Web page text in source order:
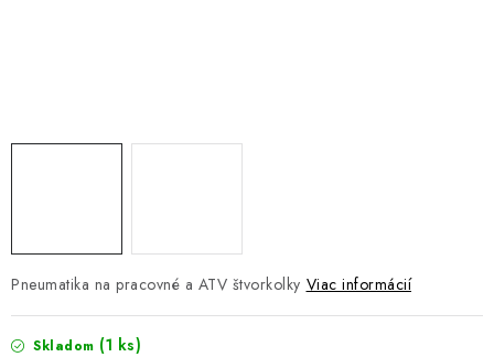
ŠTVORKOLKY
Pneumatika na pracovné a ATV štvorkolky Viac informácií
Skladom (1 ks)